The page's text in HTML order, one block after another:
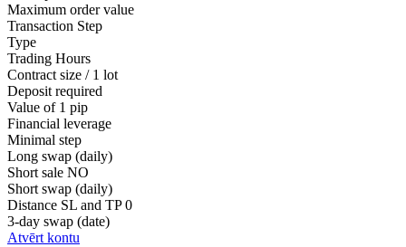
Maximum order value
Transaction Step
Type
Trading Hours
Contract size / 1 lot
Deposit required
Value of 1 pip
Financial leverage
Minimal step
Long swap (daily)
Short sale NO
Short swap (daily)
Distance SL and TP 0
3-day swap (date)
Atvērt kontu